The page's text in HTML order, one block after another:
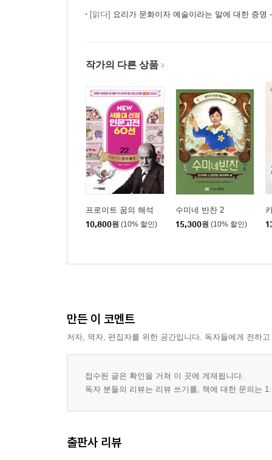
[읽다] 요리가 문화이자 예술이라는 말에 대한 증명 - 『최 셰프의 크
작가의 다른 상품
프로이트 꿈의 해석
10,800원 (10% 할인)
수미네 반찬 2
15,300원 (10% 할인)
만든 이 코멘트
저자, 역자, 편집자를 위한 공간입니다. 독자들에게 전하
접수된 글은 확인을 거쳐 이 곳에 게재됩니다.
독자 분들의 리뷰는 리뷰 쓰기를, 책에 대한 문의는
출판사 리뷰